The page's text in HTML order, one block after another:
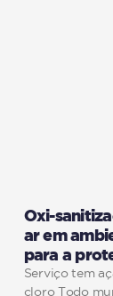
Oxi-
ar em
para a
Serviço tem
cloro Todo